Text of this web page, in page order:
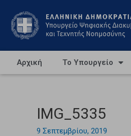
Αρχική Το Υπουργείο
IMG_5335
9 Σεπτεμβρίου, 2019